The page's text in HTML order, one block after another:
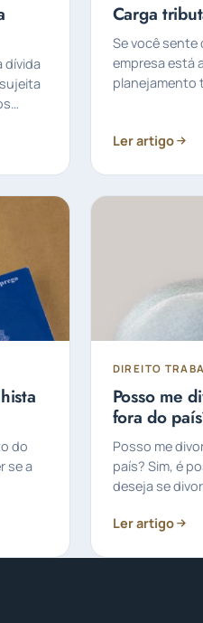
dívida
Carga
Se você sente
empresa está
planejamento
Ler artigo
do
se a
DIREITO
Posso me
fora do
Posso me
país? Sim, é
deseja se
Ler artigo